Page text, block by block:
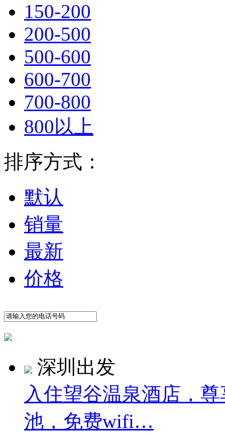
150-200
200-500
500-600
600-700
700-800
800以上
排序方式：
默认
销量
最新
价格
深圳出发
入住望谷温泉酒店，
池，免费wifi…